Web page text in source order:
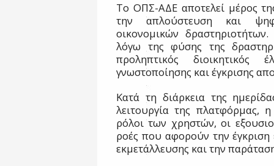
Το ΟΠΣ-ΑΔΕ αποτελεί μέρος
την απλούστευση και
οικονομικών
λόγω της φύσης της
προληπτικός διοικητικός
γνωστοποίησης και έγκρισης
Κατά τη διάρκεια της
λειτουργία της πλατφόρμας,
ρόλοι των χρηστών, οι
ροές που αφορούν την
εκμετάλλευσης και την